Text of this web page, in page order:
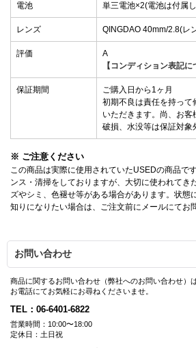
電池 単三電池×2(電池は付属
レンズ QINGDAO 40mm/2.8(レ
評価
A
【コンディション表記に
保証期間
ご購入日から1ヶ月
初期不良は責任を持って
いただきます。尚、お客
破損、水没等は保証対象
※ ご注意ください
この商品は実際に使用されていたUSEDの商品で
ンス・清掃をしておりますが、大切に使われてき
ズやシミ、色褪せ等がある場合があります。状態
知りになりたい場合は、ご注文前にメールにてお
お問い合わせ
商品に関するお問い合わせ（弊社へのお問い合わせ）
お電話にてお気軽にお尋ねくださいませ。
TEL：06-6401-6822
営業時間：10:00〜18:00
定休日：土日祝